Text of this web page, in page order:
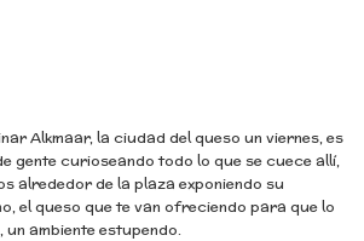
Alkmaar, la ciudad del queso un viernes, es
gente curioseando todo lo que se cuece allí,
alrededor de la plaza exponiendo su
el queso que te van ofreciendo para que lo
ambiente estupendo.